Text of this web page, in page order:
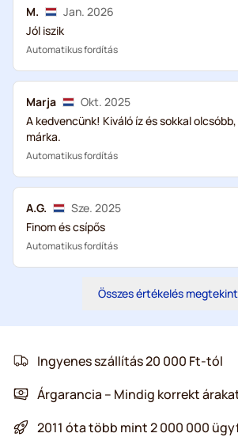
M.
Jan. 2026
Jól iszik
Automatikus fordítás
Marja
Okt. 2025
A kedvencünk! Kiváló íz és sokkal
márka.
Automatikus fordítás
A.G.
Sze. 2025
Finom és csípős
Automatikus fordítás
Összes értékelés
Ingyenes szállítás 20 000 Ft-tól
Árgarancia – Mindig korrekt
2011 óta több mint 2 000 000